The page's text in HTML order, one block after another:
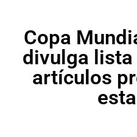
Copa
divulga
artículos